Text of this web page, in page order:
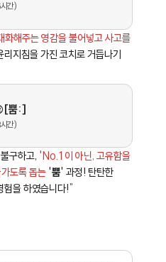
간)
화해주는 영감을 불어넣고 사고를
리지침을 가진 코치로 거듭나기
뿜:]
간)
구하고, 'No.1이 아닌, 고유함을
도록 돕는 '뿜' 과정! 탄탄한
험을 하였습니다!”